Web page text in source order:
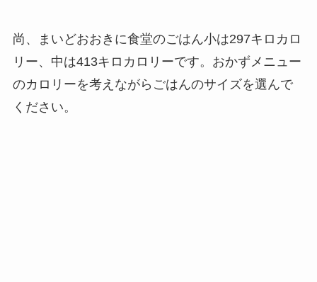
尚、まいどおおきに食堂のごはん小は297キロカロ
リー、中は413キロカロリーです。おかずメニュー
のカロリーを考えながらごはんのサイズを選んで
ください。